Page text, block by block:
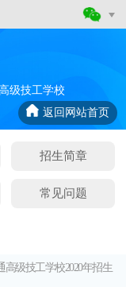
级技工学校
返回网站首页
招生简章
常见问题
高级技工学校2020年招生